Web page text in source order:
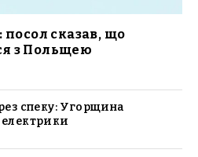
посол сказав, що
з Польщею
спеку: Угорщина